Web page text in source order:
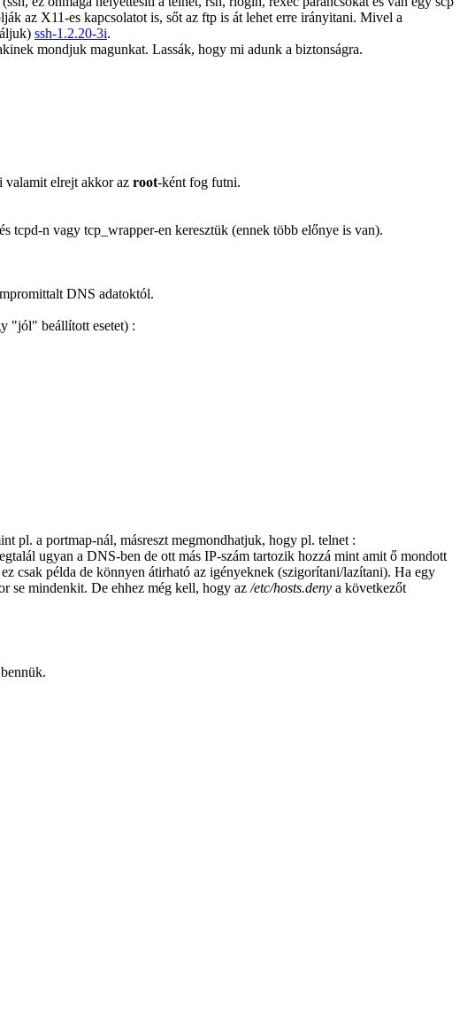
az X11-es kapcsolatot is, sőt az ftp is át lehet erre irányitani. Mivel a
ssh-1.2.20-3i.
mondjuk magunkat. Lassák, hogy mi adunk a biztonságra.
valamit elrejt akkor az root-ként fog futni.
tcpd-n vagy tcp_wrapper-en keresztük (ennek több előnye is van).
DNS adatoktól.
"jól" beállított esetet) :
pl. a portmap-nál, másreszt megmondhatjuk, hogy pl. telnet :
ugyan a DNS-ben de ott más IP-szám tartozik hozzá mint amit ő mondott
csak példa de könnyen átirható az igényeknek (szigorítani/lazítani). Ha egy
se mindenkit. De ehhez még kell, hogy az /etc/hosts.deny a következőt